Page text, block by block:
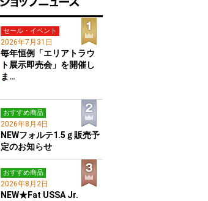
セール・イベント
2026年7月31日
毎年恒例「エリアトラウ
ト展示即売会」を開催し
ま…
おすすめ商品
2026年8月4日
NEWフォルテ1.5ｇ販売予
定のお知らせ
おすすめ商品
2026年8月2日
NEW★Fat USSA Jr.